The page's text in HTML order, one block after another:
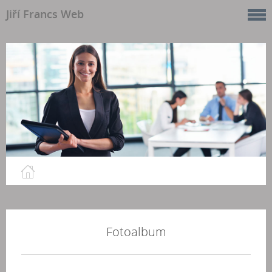
Jiří Francs Web
Fotoalbum